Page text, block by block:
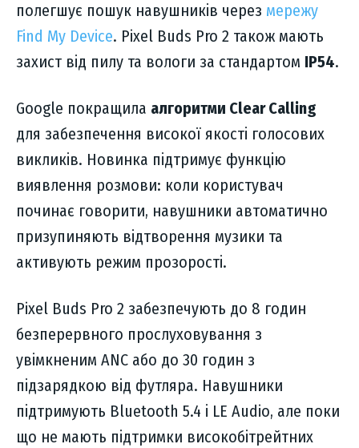
полегшує пошук навушників через мережу
Find My Device. Pixel Buds Pro 2 також мають
захист від пилу та вологи за стандартом IP54.
Google покращила алгоритми Clear Calling
для забезпечення високої якості голосових
викликів. Новинка підтримує функцію
виявлення розмови: коли користувач
починає говорити, навушники автоматично
призупиняють відтворення музики та
активують режим прозорості.
Pixel Buds Pro 2 забезпечують до 8 годин
безперервного прослуховування з
увімкненим ANC або до 30 годин з
підзарядкою від футляра. Навушники
підтримують Bluetooth 5.4 і LE Audio, але поки
що не мають підтримки високобітрейтних